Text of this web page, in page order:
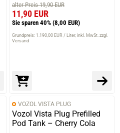
alter Preis 19,90 EUR
11,90 EUR
Sie sparen 40% (8,00 EUR)
Grundpreis: 1.190,00 EUR / Liter inkl. MwSt. zzgl.
Versand
VOZOL VISTA PLUG
Vozol Vista Plug Prefilled
Pod Tank – Cherry Cola